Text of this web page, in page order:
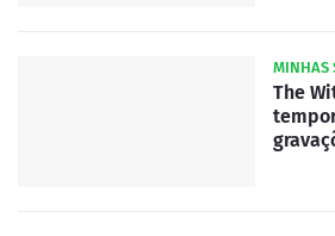
MINHAS
The